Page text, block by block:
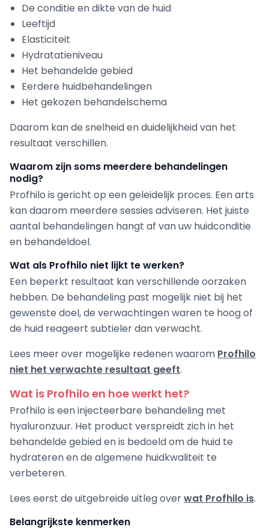
De conditie en dikte van de huid
Leeftijd
Elasticiteit
Hydratatieniveau
Het behandelde gebied
Eerdere huidbehandelingen
Het gekozen behandelschema
Daarom kan de snelheid en duidelijkheid van het
resultaat verschillen.
Waarom zijn soms meerdere behandelingen
nodig?
Profhilo is gericht op een geleidelijk proces. Een arts
kan daarom meerdere sessies adviseren. Het juiste
aantal behandelingen hangt af van uw huidconditie
en behandeldoel.
Wat als Profhilo niet lijkt te werken?
Een beperkt resultaat kan verschillende oorzaken
hebben. De behandeling past mogelijk niet bij het
gewenste doel, de verwachtingen waren te hoog of
de huid reageert subtieler dan verwacht.
Lees meer over mogelijke redenen waarom Profhilo
niet het verwachte resultaat geeft.
Wat is Profhilo en hoe werkt het?
Profhilo is een injecteerbare behandeling met
hyaluronzuur. Het product verspreidt zich in het
behandelde gebied en is bedoeld om de huid te
hydrateren en de algemene huidkwaliteit te
verbeteren.
Lees eerst de uitgebreide uitleg overwat Profhilo is.
Belangrijkste kenmerken